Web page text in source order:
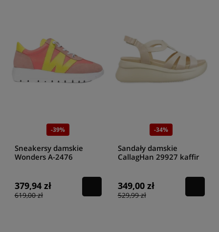
-39%
Sneakersy damskie
Wonders A-2476
379,94 zł
619,00 zł
-34%
Sandały damskie
CallagHan 29927 kaffir
349,00 zł
529,99 zł